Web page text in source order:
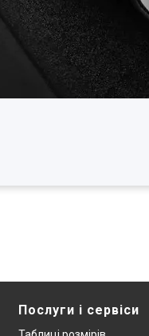
Послуги і сервіси